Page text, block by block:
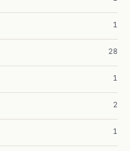
1
28
1
2
1